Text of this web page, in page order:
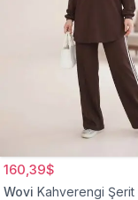
160,39$
Wovi Kahverengi Şerit